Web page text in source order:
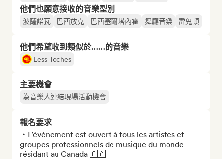
他們也願意接收的音樂型別
波薩諾瓦 巴西放克 巴西塞爾塔內霍 舞廳音樂 雷鬼頓
他們希望收到類似於……的音樂
Less Toches
主要機會
為音樂人連結現場活動機會
報名要求
・L’évènement est ouvert à tous les artistes et
groupes professionnels de musique du monde
résidant au Canada 🇨🇦